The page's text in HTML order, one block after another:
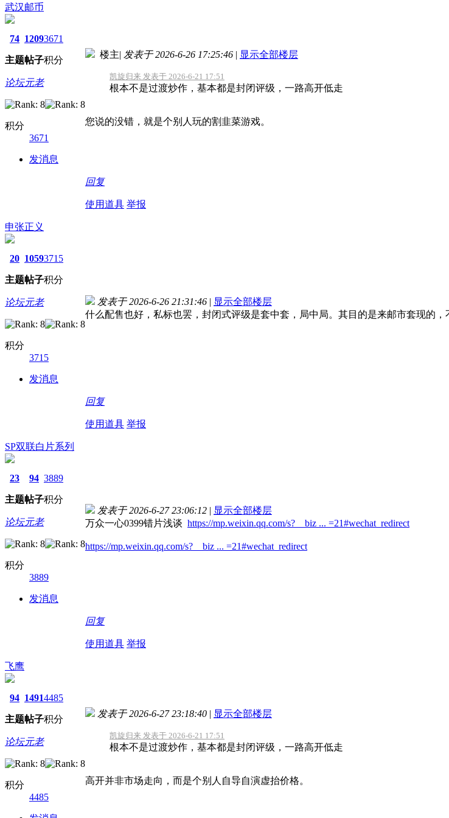
武汉邮币
74
主题
1209
帖子
3671
积分
论坛元老
积分
3671
发消息
楼主| 发表于 2026-6-26 17:25:46 | 显示全部楼层
凯旋归来 发表于 2026-6-21 17:51
根本不是过渡炒作，基本都是封闭评级，一路高开低走
您说的没错，就是个别人玩的割韭菜游戏。
回复
使用道具 举报
申张正义
20
主题
1059
帖子
3715
积分
论坛元老
积分
3715
发消息
发表于 2026-6-26 21:31:46 | 显示全部楼层
什么配售也好，私标也罢，封闭式评级是套中套，局中局。其目的是来邮市套现的
回复
使用道具 举报
SP双联白片系列
23
主题
94
帖子
3889
积分
论坛元老
积分
3889
发消息
发表于 2026-6-27 23:06:12 | 显示全部楼层
万众一心0399错片浅谈 https://mp.weixin.qq.com/s?__biz ... =21#wechat_redirect
https://mp.weixin.qq.com/s?__biz ... =21#wechat_redirect
回复
使用道具 举报
飞鹰
94
主题
1491
帖子
4485
积分
论坛元老
积分
4485
发表于 2026-6-27 23:18:40 | 显示全部楼层
凯旋归来 发表于 2026-6-21 17:51
根本不是过渡炒作，基本都是封闭评级，一路高开低走
高开并非市场走向，而是个别人自导自演虚抬价格。